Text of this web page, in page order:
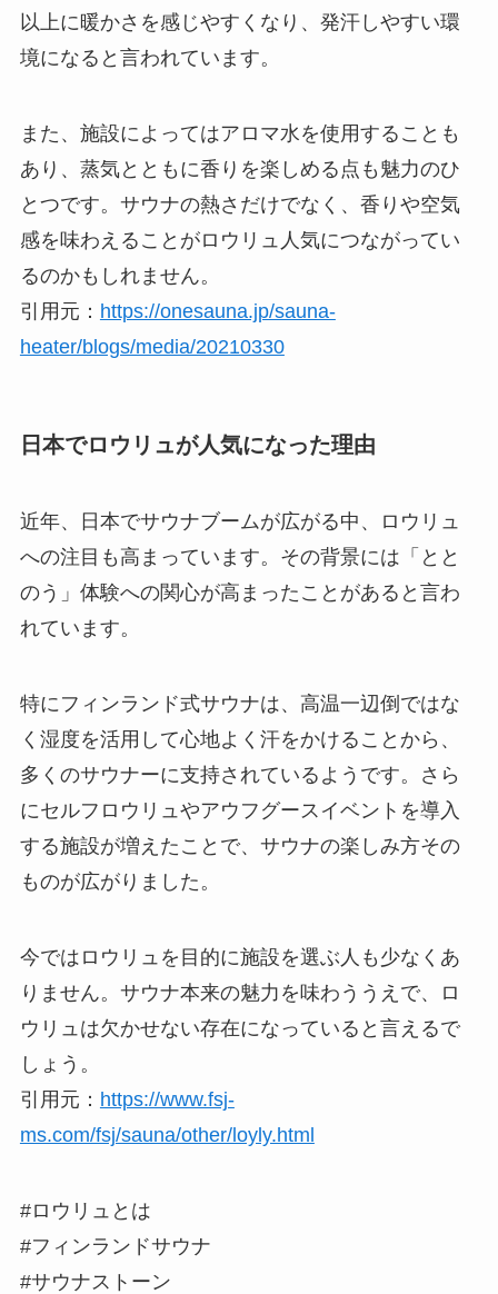
以上に暖かさを感じやすくなり、発汗しやすい環
境になると言われています。
また、施設によってはアロマ水を使用することも
あり、蒸気とともに香りを楽しめる点も魅力のひ
とつです。サウナの熱さだけでなく、香りや空気
感を味わえることがロウリュ人気につながってい
るのかもしれません。
引用元： https://onesauna.jp/sauna-
heater/blogs/media/20210330
日本でロウリュが人気になった理由
近年、日本でサウナブームが広がる中、ロウリュ
への注目も高まっています。その背景には「とと
のう」体験への関心が高まったことがあると言わ
れています。
特にフィンランド式サウナは、高温一辺倒ではな
く湿度を活用して心地よく汗をかけることから、
多くのサウナーに支持されているようです。さら
にセルフロウリュやアウフグースイベントを導入
する施設が増えたことで、サウナの楽しみ方その
ものが広がりました。
今ではロウリュを目的に施設を選ぶ人も少なくあ
りません。サウナ本来の魅力を味わううえで、ロ
ウリュは欠かせない存在になっていると言えるで
しょう。
引用元： https://www.fsj-
ms.com/fsj/sauna/other/loyly.html
#ロウリュとは
#フィンランドサウナ
#サウナストーン